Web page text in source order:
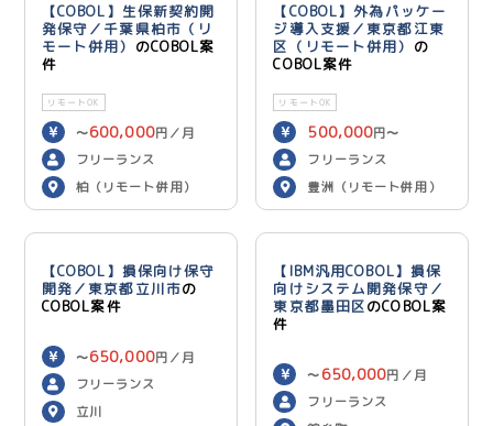
【COBOL】生保新契約開
発保守／千葉県柏市（リ
モート併用） のCOBOL案
件
リモートOK
〜600,000円／月
フリーランス
柏（リモート併用）
【COBOL】外為パッケー
ジ導入支援／東京都江東
区（リモート併用） の
COBOL案件
リモートOK
500,000円〜
600,000 円／月
フリーランス
豊洲（リモート併用）
【COBOL】損保向け保守
開発／東京都立川市の
COBOL案件
〜650,000円／月
フリーランス
立川
【IBM汎用COBOL】損保
向けシステム開発保守／
東京都墨田区のCOBOL案
件
〜 650,000円／月
フリーランス